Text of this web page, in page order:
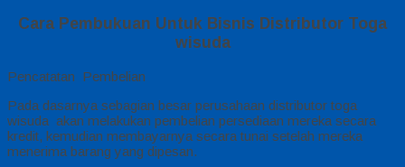
Cara Pembukuan Untuk Bisnis Distributor Toga
wisuda
Pencatatan Pembelian
Pada dasarnya sebagian besar perusahaan distributor toga
wisuda akan melakukan pembelian persediaan mereka secara
kredit, kemudian membayarnya secara tunai setelah mereka
menerima barang yang dipesan.